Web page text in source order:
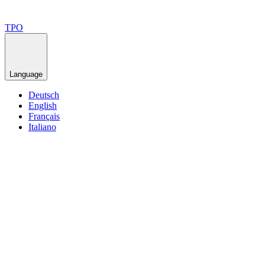
TPO
Language
Deutsch
English
Français
Italiano